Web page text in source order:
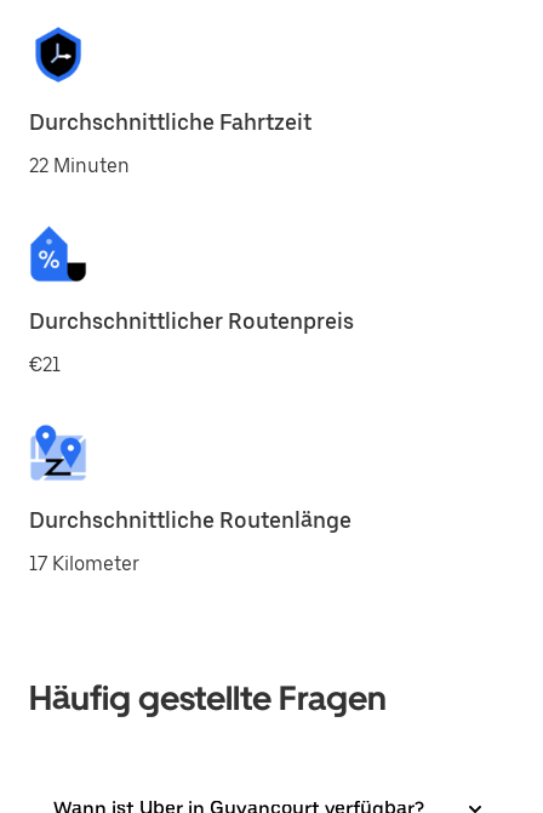
Durchschnittliche Fahrtzeit
22 Minuten
Durchschnittlicher Routenpreis
€21
Durchschnittliche Routenlänge
17 Kilometer
Häufig gestellte Fragen